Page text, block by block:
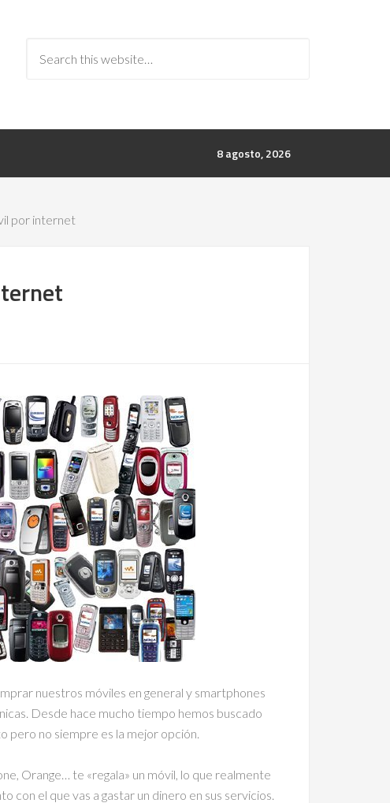
8 agosto, 2026
por internet
nuestros móviles en general y smartphones
Desde hace mucho tiempo hemos buscado
pero no siempre es la mejor opción.
Orange… te «regala» un móvil, lo que realmente
con el que vas a gastar un dinero en sus servicios.